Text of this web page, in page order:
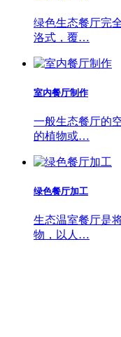
绿色生态餐厅完
洛式，覆…
室内餐厅制作
一般生态餐厅的
的植物或…
绿色餐厅加工
生态温室餐厅是
物，以人…